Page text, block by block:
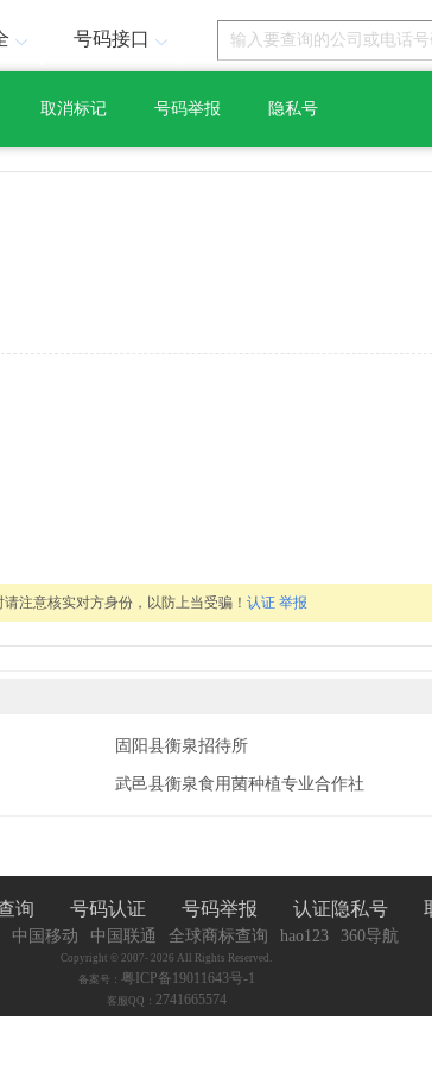
号码接口
取消标记 号码举报 隐私号
注意核实对方身份，以防上当受骗！ 认证 举报
固阳县衡泉招待所
武邑县衡泉食用菌种植专业合作社
询 号码认证 号码举报 认证隐私号
中国移动 中国联通 全球商标查询 hao123 360导航
Copyright © 2007- 2026 All Rights Reserved.
备案号： 粤ICP备19011643号-1
客服QQ： 2741665574